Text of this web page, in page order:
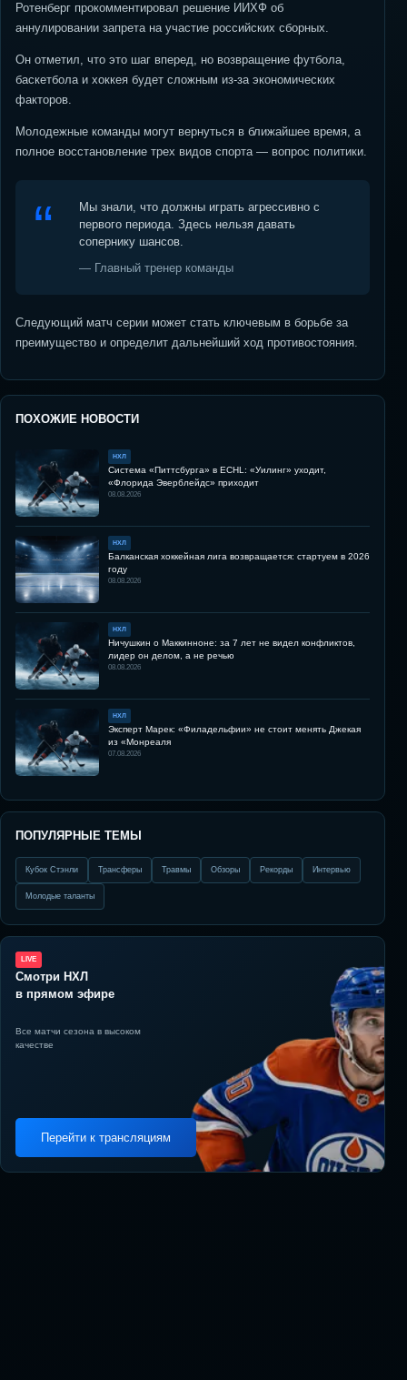
Ротенберг прокомментировал решение ИИХФ об
аннулировании запрета на участие российских сборных.
Он отметил, что это шаг вперед, но возвращение футбола,
баскетбола и хоккея будет сложным из-за экономических
факторов.
Молодежные команды могут вернуться в ближайшее время, а
полное восстановление трех видов спорта — вопрос политики.
Мы знали, что должны играть агрессивно с
первого периода. Здесь нельзя давать
сопернику шансов.
— Главный тренер команды
Следующий матч серии может стать ключевым в борьбе за
преимущество и определит дальнейший ход противостояния.
ПОХОЖИЕ НОВОСТИ
НХЛ
Система «Питтсбурга» в ECHL: «Уилинг» уходит,
«Флорида Эверблейдс» приходит
08.08.2026
НХЛ
Балканская хоккейная лига возвращается: стартуем в 2026
году
08.08.2026
НХЛ
Ничушкин о Маккинноне: за 7 лет не видел конфликтов,
лидер он делом, а не речью
08.08.2026
НХЛ
Эксперт Марек: «Филадельфии» не стоит менять Джекая
из «Монреаля
07.08.2026
ПОПУЛЯРНЫЕ ТЕМЫ
Кубок Стэнли Трансферы Травмы Обзоры Рекорды Интервью
Молодые таланты
LIVE
Смотри НХЛ
в прямом эфире
Все матчи сезона в высоком
качестве
Перейти к трансляциям